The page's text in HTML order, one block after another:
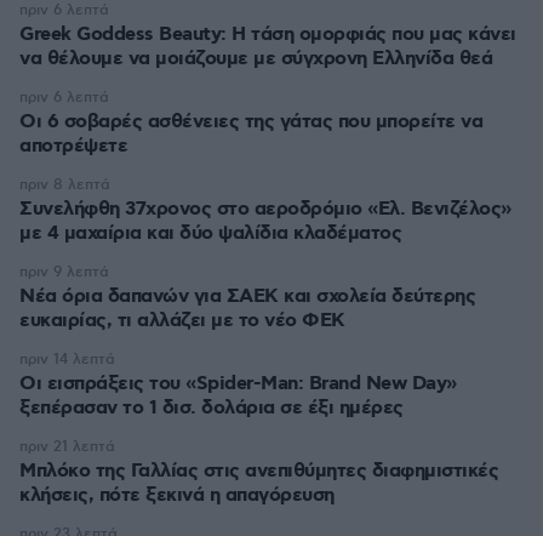
Greek Goddess Beauty: Η τάση ομορφιάς που μας κάνει
να θέλουμε να μοιάζουμε με σύγχρονη Ελληνίδα θεά
πριν 6 λεπτά
Οι 6 σοβαρές ασθένειες της γάτας που μπορείτε να
αποτρέψετε
πριν 6 λεπτά
Συνελήφθη 37χρονος στο αεροδρόμιο «Ελ. Βενιζέλος»
με 4 μαχαίρια και δύο ψαλίδια κλαδέματος
πριν 8 λεπτά
Νέα όρια δαπανών για ΣΑΕΚ και σχολεία δεύτερης
ευκαιρίας, τι αλλάζει με το νέο ΦΕΚ
πριν 9 λεπτά
Οι εισπράξεις του «Spider-Man: Brand New Day»
ξεπέρασαν το 1 δισ. δολάρια σε έξι ημέρες
πριν 14 λεπτά
Μπλόκο της Γαλλίας στις ανεπιθύμητες διαφημιστικές
κλήσεις, πότε ξεκινά η απαγόρευση
πριν 21 λεπτά